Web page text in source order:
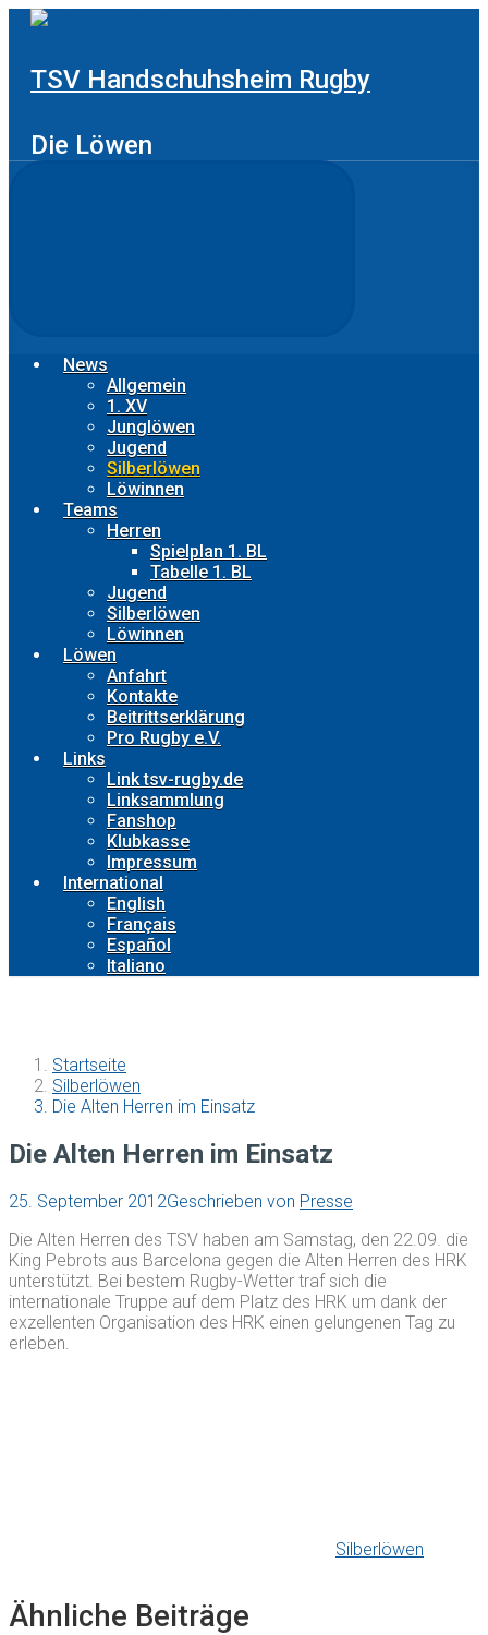
Zum
TSV Handschuhsheim Rugby
Die Löwen
News
Allgemein
1. XV
Junglöwen
Jugend
Silberlöwen
Löwinnen
Teams
Herren
Spielplan 1. BL
Tabelle 1. BL
Jugend
Silberlöwen
Löwinnen
Löwen
Anfahrt
Kontakte
Beitrittserklärung
Pro Rugby e.V.
Links
Link tsv-rugby.de
Linksammlung
Fanshop
Klubkasse
Impressum
International
English
Français
Español
Italiano
Startseite
Silberlöwen
Die Alten Herren im Einsatz
Die Alten Herren im Einsatz
25. September 2012Geschrieben von Presse
Die Alten Herren des TSV haben am Samstag, den 22.09. die
King Pebrots aus Barcelona gegen die Alten Herren des HRK
unterstützt. Bei bestem Rugby-Wetter traf sich die
internationale Truppe auf dem Platz des HRK um dank der
exzellenten Organisation des HRK einen gelungenen Tag zu
erleben.
Silberlöwen
Ähnliche Beiträge